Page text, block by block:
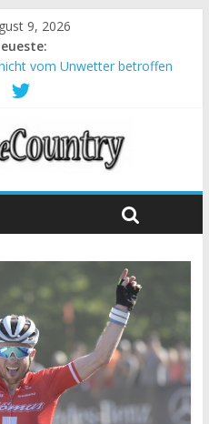
9, 2026
vom Unwetter betroffen
Mountainbike-Bundesliga
für Carod und Richards
Weltmeister Seewald führt
ersten XCO-Rennen der